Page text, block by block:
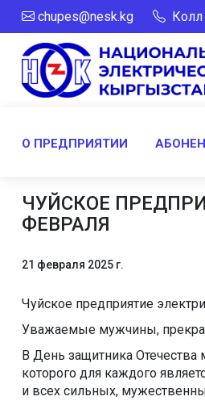
chupes@nesk.kg Колл
О ПРЕДПРИЯТИИ
ЧУЙСКОЕ
ФЕВРАЛЯ
21 февраля 2025 г.
Чуйское предприятие
Уважаемые мужчины,
В День защитника
которого для каждого
и всех сильных,